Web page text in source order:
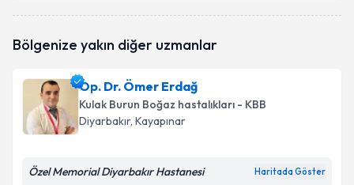
oluşturun. Size bu uzmandan randevu almanız için bir
E-posta Adresiniz
Kişisel verilerimin işlenmesine ilişkin
Aydınlatma
Bölgenize yakın diğer uzmanlar
Op. Dr. Ömer Erdağ
Kulak Burun Boğaz hastalıkları - KBB
Diyarbakır, Kayapınar
Özel Memorial Diyarbakır Hastanesi Haritada Göster